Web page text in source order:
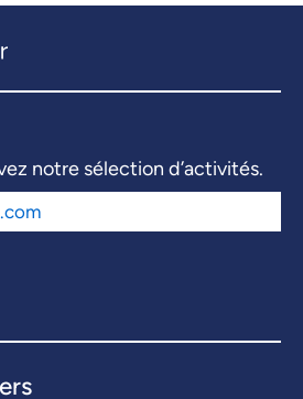
notre sélection d’activités.